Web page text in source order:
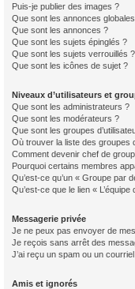
Puis-je publier des images ?
Que sont les annonces
Que sont les annonces ?
Que sont les sujets épinglés ?
Que sont les sujets verrouillés ?
Que sont les icônes de sujet ?
Niveaux d’utilisateurs et
Que sont les administrateurs ?
Que sont les modérateurs ?
Que sont les groupes
Où trouver la liste des groupes
Comment devenir chef de
Pourquoi certains membres
Qu’est-ce qu’un « Groupe par
Qu’est-ce que le lien « L’équipe
Messagerie privée
Je ne peux pas envoyer de
Je reçois sans arrêt des
J’ai reçu un spam ou un
Amis et ignorés